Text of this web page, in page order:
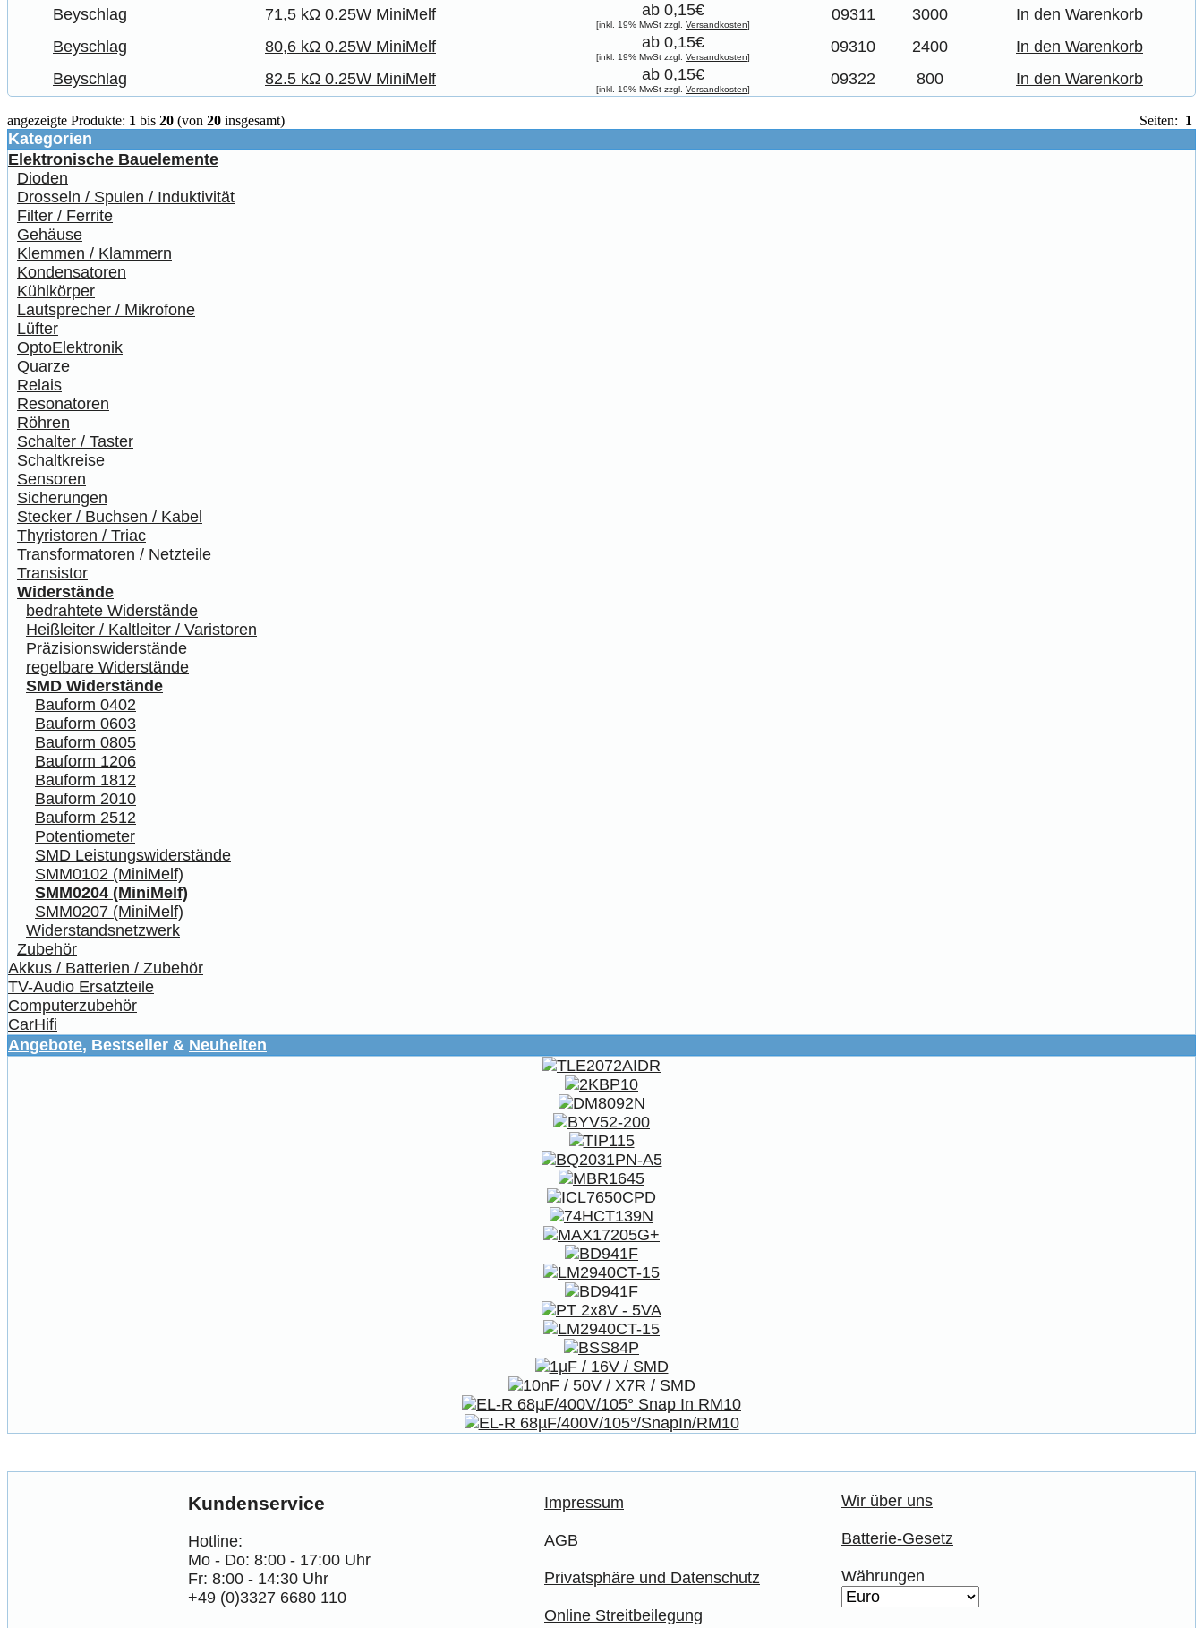
Beyschlag
71,5 kΩ 0.25W MiniMelf ab 0,15€
[inkl. 19% MwSt zzgl. Versandkosten]
09311 3000
In den Warenkorb
Beyschlag
80,6 kΩ 0.25W MiniMelf ab 0,15€
[inkl. 19% MwSt zzgl. Versandkosten]
09310 2400
In den Warenkorb
Beyschlag
82.5 kΩ 0.25W MiniMelf ab 0,15€
[inkl. 19% MwSt zzgl. Versandkosten]
09322 800 In den Warenkorb
Seiten: 1
angezeigte Produkte: 1 bis 20 (von 20 insgesamt)
Kategorien
Elektronische Bauelemente
Dioden
Drosseln / Spulen / Induktivität
Filter / Ferrite
Gehäuse
Klemmen / Klammern
Kondensatoren
Kühlkörper
Lautsprecher / Mikrofone
Lüfter
OptoElektronik
Quarze
Relais
Resonatoren
Röhren
Schalter / Taster
Schaltkreise
Sensoren
Sicherungen
Stecker / Buchsen / Kabel
Thyristoren / Triac
Transformatoren / Netzteile
Transistor
Widerstände
bedrahtete Widerstände
Heißleiter / Kaltleiter / Varistoren
Präzisionswiderstände
regelbare Widerstände
SMD Widerstände
Bauform 0402
Bauform 0603
Bauform 0805
Bauform 1206
Bauform 1812
Bauform 2010
Bauform 2512
Potentiometer
SMD Leistungswiderstände
SMM0102 (MiniMelf)
SMM0204 (MiniMelf)
SMM0207 (MiniMelf)
Widerstandsnetzwerk
Zubehör
Akkus / Batterien / Zubehör
TV-Audio Ersatzteile
Computerzubehör
CarHifi
Angebote, Bestseller & Neuheiten
Kundenservice
Hotline:
Mo - Do: 8:00 - 17:00 Uhr
Fr: 8:00 - 14:30 Uhr
+49 (0)3327 6680 110
Impressum
AGB
Privatsphäre und Datenschutz
Online Streitbeilegung
Wir über uns
Batterie-Gesetz
Währungen